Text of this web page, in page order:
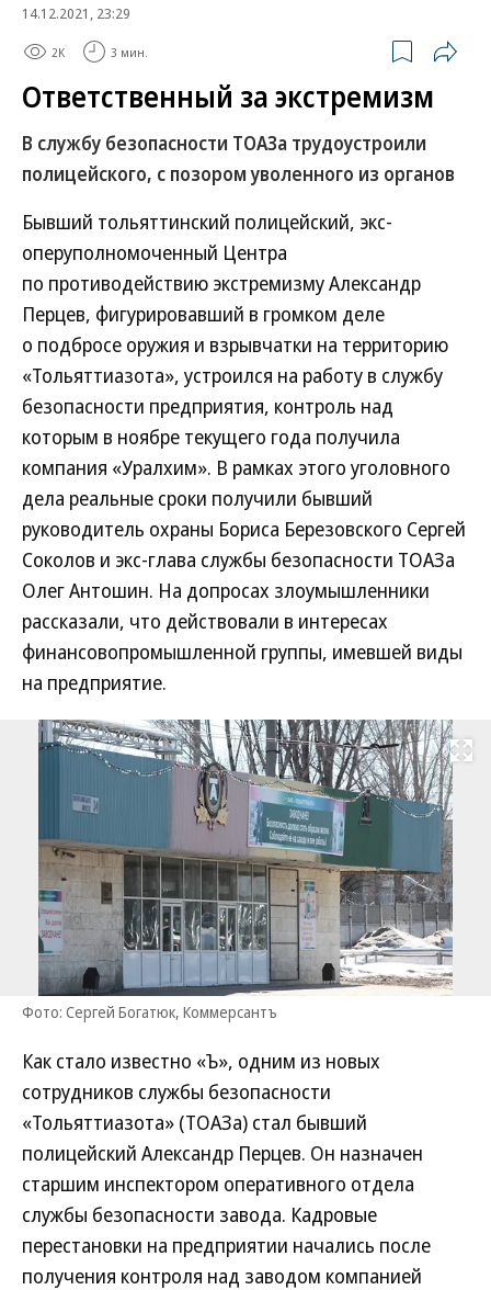
14.12.2021, 23:29
2K 3 мин.
Ответственный за экстремизм
В службу безопасности ТОАЗа трудоустроили
полицейского, с позором уволенного из органов
Бывший тольяттинский полицейский, экс-
оперуполномоченный Центра
по противодействию экстремизму Александр
Перцев, фигурировавший в громком деле
о подбросе оружия и взрывчатки на территорию
«Тольяттиазота», устроился на работу в службу
безопасности предприятия, контроль над
которым в ноябре текущего года получила
компания «Уралхим». В рамках этого уголовного
дела реальные сроки получили бывший
руководитель охраны Бориса Березовского Сергей
Соколов и экс-глава службы безопасности ТОАЗа
Олег Антошин. На допросах злоумышленники
рассказали, что действовали в интересах
финансовопромышленной группы, имевшей виды
на ­предприятие.
Развернуть
Фото: Сергей Богатюк, Коммерсантъ
Как стало известно «Ъ», одним из новых
сотрудников службы безопасности
«Тольяттиазота» (ТОАЗа) стал бывший
полицейский Александр Перцев. Он назначен
старшим инспектором оперативного отдела
службы безопасности завода. Кадровые
перестановки на предприятии начались после
получения контроля над заводом компанией